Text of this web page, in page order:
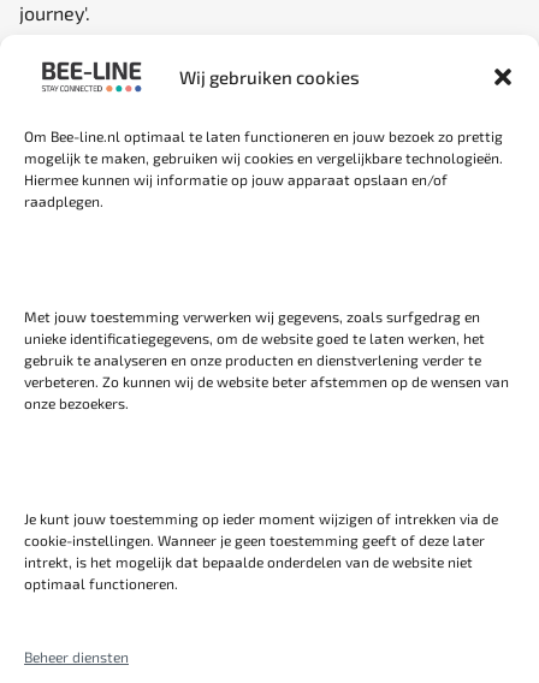
Wij gebruiken cookies
Om Bee-line.nl optimaal te laten functioneren en jouw bezoek zo prettig
mogelijk te maken, gebruiken wij cookies en vergelijkbare technologieën.
Hiermee kunnen wij informatie op jouw apparaat opslaan en/of
raadplegen.
Met jouw toestemming verwerken wij gegevens, zoals surfgedrag en
unieke identificatiegegevens, om de website goed te laten werken, het
gebruik te analyseren en onze producten en dienstverlening verder te
verbeteren. Zo kunnen wij de website beter afstemmen op de wensen van
onze bezoekers.
Je kunt jouw toestemming op ieder moment wijzigen of intrekken via de
cookie-instellingen. Wanneer je geen toestemming geeft of deze later
intrekt, is het mogelijk dat bepaalde onderdelen van de website niet
optimaal functioneren.
Beheer diensten
journey'.
Stuur ons een bericht:
Naam
*
E-
*
Bericht
*
Verzenden